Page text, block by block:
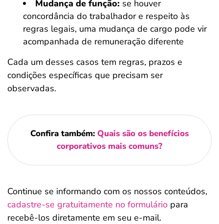
Mudança de função: se houver
concordância do trabalhador e respeito às
regras legais, uma mudança de cargo pode vir
acompanhada de remuneração diferente
Cada um desses casos tem regras, prazos e
condições específicas que precisam ser
observadas.
Confira também: Quais são os benefícios
corporativos mais comuns?
Continue se informando com os nossos conteúdos,
cadastre-se gratuitamente no formulário para
recebê-los diretamente em seu e-mail.